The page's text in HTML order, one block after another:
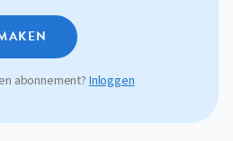
abonnement?Inloggen